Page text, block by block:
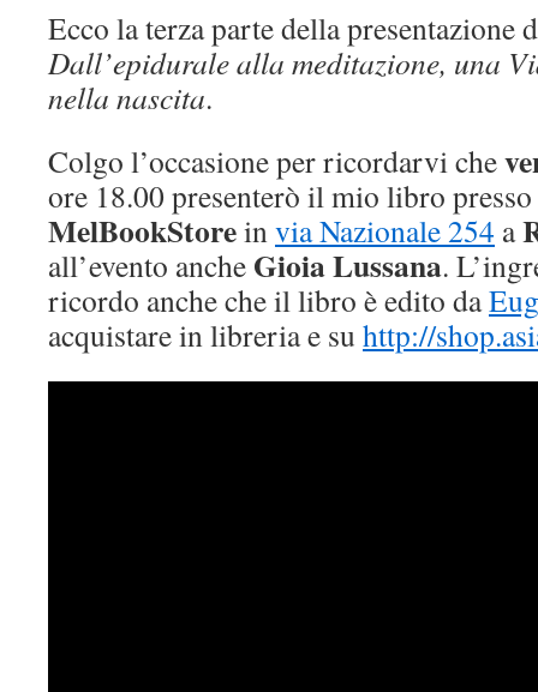
Ecco la terza parte della presentazione
Dall’epidurale alla meditazione, una
nella nascita.
Colgo l’occasione per ricordarvi che
ore 18.00 presenterò il mio libro
MelBookStoreinvia Nazionale 254 a
all’evento anche Gioia Lussana.
ricordo anche che il libro è edito da
acquistare in libreria e su http://